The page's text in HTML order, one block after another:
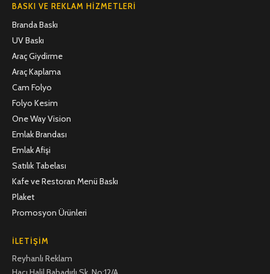
BASKI VE REKLAM HIZMETLERI
Branda Baskı
UV Baskı
Araç Giydirme
Araç Kaplama
Cam Folyo
Folyo Kesim
One Way Vision
Emlak Brandası
Emlak Afişi
Satılık Tabelası
Kafe ve Restoran Menü Baskı
Plaket
Promosyon Ürünleri
İLETIŞIM
Reyhanlı Reklam